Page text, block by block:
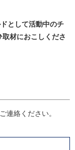
として活動中のチ
材におこしくださ
連絡ください。